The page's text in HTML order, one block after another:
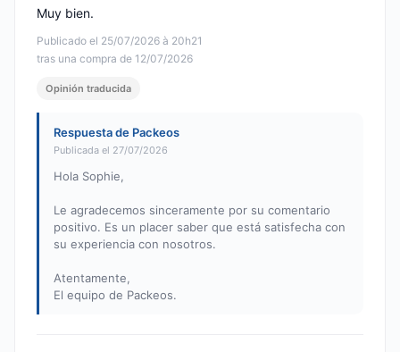
Publicado el 25/07/2026 à 20h21
tras una compra de 12/07/2026
Muy bien.
Opinión traducida
Respuesta de Packeos
Publicada el 27/07/2026
Hola Sophie,
Le agradecemos sinceramente por su comentario
positivo. Es un placer saber que está satisfecha con
su experiencia con nosotros.
Atentamente,
El equipo de Packeos.